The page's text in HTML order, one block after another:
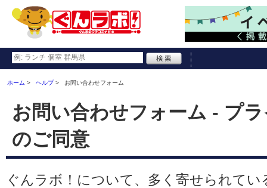
ホーム ヘルプ お問い合わせフォーム
お問い合わせフォーム - プ
のご同意
ぐんラボ！について、多く寄せられてい